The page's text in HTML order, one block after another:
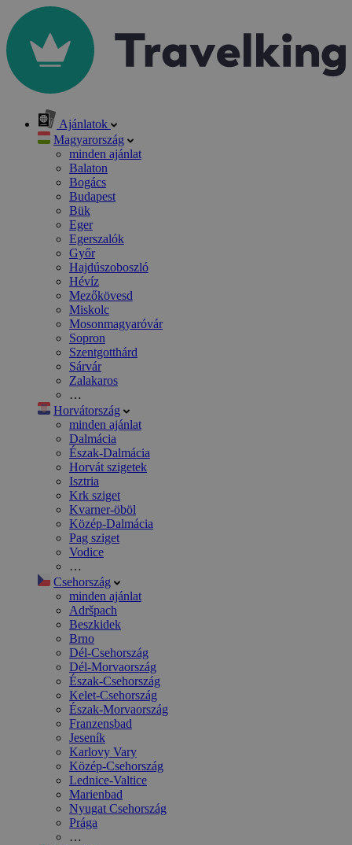
Ajánlatok
Magyarország
minden ajánlat
Balaton
Bogács
Budapest
Bük
Eger
Egerszalók
Győr
Hajdúszoboszló
Hévíz
Mezőkövesd
Miskolc
Mosonmagyaróvár
Sopron
Szentgotthárd
Sárvár
Zalakaros
…
Horvátország
minden ajánlat
Dalmácia
Észak-Dalmácia
Horvát szigetek
Isztria
Krk sziget
Kvarner-öböl
Közép-Dalmácia
Pag sziget
Vodice
…
Csehország
minden ajánlat
Adršpach
Beszkidek
Brno
Dél-Csehország
Dél-Morvaország
Észak-Csehország
Kelet-Csehország
Észak-Morvaország
Franzensbad
Jeseník
Karlovy Vary
Közép-Csehország
Lednice-Valtice
Marienbad
Nyugat Csehország
Prága
…